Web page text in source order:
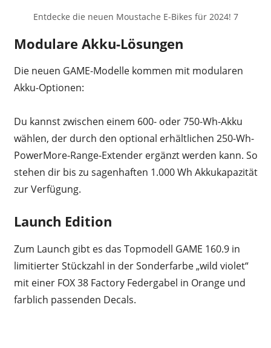
Entdecke die neuen Moustache E-Bikes für 2024! 7
Modulare Akku-Lösungen
Die neuen GAME-Modelle kommen mit modularen
Akku-Optionen:
Du kannst zwischen einem 600- oder 750-Wh-Akku
wählen, der durch den optional erhältlichen 250-Wh-
PowerMore-Range-Extender ergänzt werden kann. So
stehen dir bis zu sagenhaften 1.000 Wh Akkukapazität
zur Verfügung.
Launch Edition
Zum Launch gibt es das Topmodell GAME 160.9 in
limitierter Stückzahl in der Sonderfarbe „wild violet“
mit einer FOX 38 Factory Federgabel in Orange und
farblich passenden Decals.